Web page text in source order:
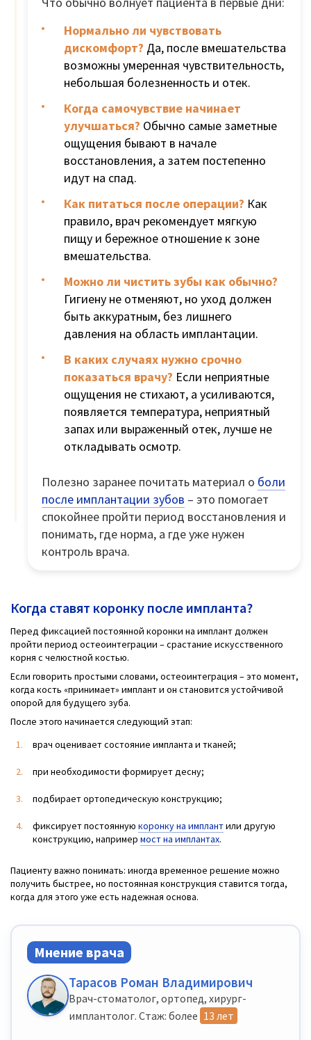
Нормально ли чувствовать
дискомфорт? Да, после вмешательства
возможны умеренная чувствительность,
небольшая болезненность и отек.
Когда самочувствие начинает
улучшаться? Обычно самые заметные
ощущения бывают в начале
восстановления, а затем постепенно
идут на спад.
Как питаться после операции? Как
правило, врач рекомендует мягкую
пищу и бережное отношение к зоне
вмешательства.
Можно ли чистить зубы как обычно?
Гигиену не отменяют, но уход должен
быть аккуратным, без лишнего
давления на область имплантации.
В каких случаях нужно срочно
показаться врачу? Если неприятные
ощущения не стихают, а усиливаются,
появляется температура, неприятный
запах или выраженный отек, лучше не
откладывать осмотр.
Полезно заранее почитать материал о боли
после имплантации зубов – это помогает
спокойнее пройти период восстановления и
понимать, где норма, а где уже нужен
контроль врача.
Когда ставят коронку после импланта?
Перед фиксацией постоянной коронки на имплант должен
пройти период остеоинтеграции – срастание искусственного
корня с челюстной костью.
Если говорить простыми словами, остеоинтеграция – это момент,
когда кость «принимает» имплант и он становится устойчивой
опорой для будущего зуба.
После этого начинается следующий этап:
врач оценивает состояние импланта и тканей;
при необходимости формирует десну;
подбирает ортопедическую конструкцию;
фиксирует постоянную коронку на имплантили другую
конструкцию, например мост на имплантах.
Пациенту важно понимать: иногда временное решение можно
получить быстрее, но постоянная конструкция ставится тогда,
когда для этого уже есть надежная основа.
Мнение врача
Тарасов Роман Владимирович
Врач-стоматолог, ортопед, хирург-
имплантолог. Стаж: более 13 лет